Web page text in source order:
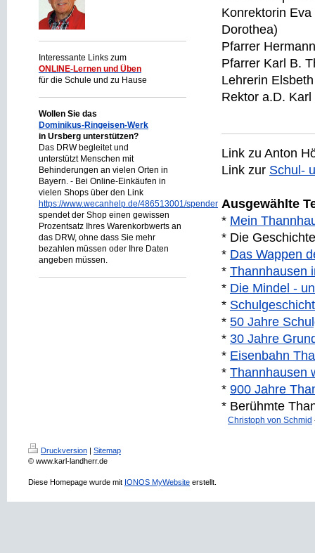
Interessante Links zum
ONLINE-Lernen und Üben
für die Schule und zu Hause
Wollen Sie das
Dominikus-Ringeisen-Werk
in Ursberg unterstützen?
Das DRW begleitet und
unterstützt Menschen mit
Behinderungen an vielen Orten in
Bayern. - Bei Online-Einkäufen in
vielen Shops über den Link
https://www.wecanhelp.de/486513001/spendenprojekt
spendet der Shop einen gewissen
Prozentsatz Ihres Warenkorbwerts an
das DRW, ohne dass Sie mehr
bezahlen müssen oder Ihre Daten
angeben müssen.
Konrektorin
Dorothea)
Pfarrer
Pfarrer Karl B.
Lehrerin
Rektor a.D.
Link zu Anton
Link zur Schul-
Ausgewählte
* Mein
* Die
* Das Wappen
* Thannhausen
* Die Mindel -
*
* 50 Jahre
* 30 Jahre
* Eisenbahn
* Thannhausen
* 900 Jahre
* Berühmte
Christoph von Schmid
Druckversion | Sitemap
© www.karl-landherr.de
Diese Homepage wurde mit IONOS MyWebsite erstellt.